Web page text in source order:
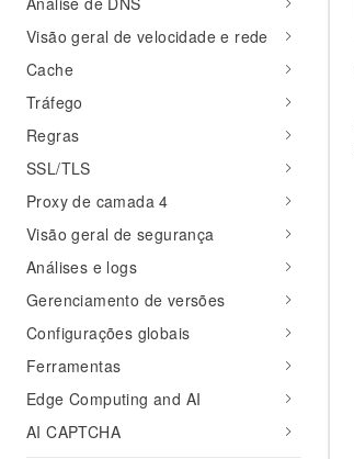
Visão geral de velocidade e rede
Cache
Tráfego
Regras
SSL/TLS
Proxy de camada 4
Visão geral de segurança
Análises e logs
Gerenciamento de versões
Configurações globais
Ferramentas
Edge Computing and AI
AI CAPTCHA